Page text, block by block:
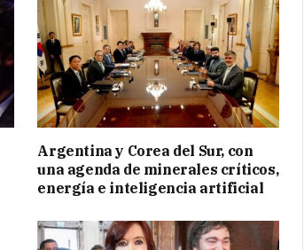
Argentina y Corea del Sur, con
una agenda de minerales críticos,
energía e inteligencia artificial